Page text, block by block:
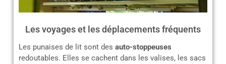
Les voyages et les déplacements fréquents
Les punaises de lit sont des auto-stoppeuses
redoutables. Elles se cachent dans les valises, les sacs